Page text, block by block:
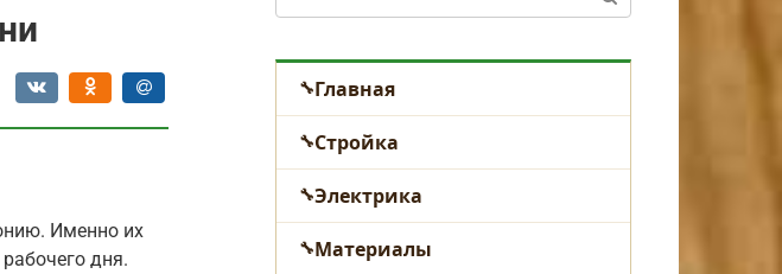
Именно их
дня.
Главная
Стройка
Электрика
Материалы